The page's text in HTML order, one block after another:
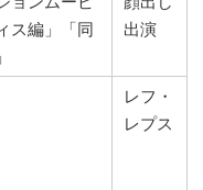
ス編」「同
出演
レフ・
レプス